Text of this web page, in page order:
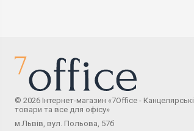
© 2026 Інтернет-магазин «7Office - Канцелярські
товари та все для офісу»
м.Львів, вул. Польова, 57б